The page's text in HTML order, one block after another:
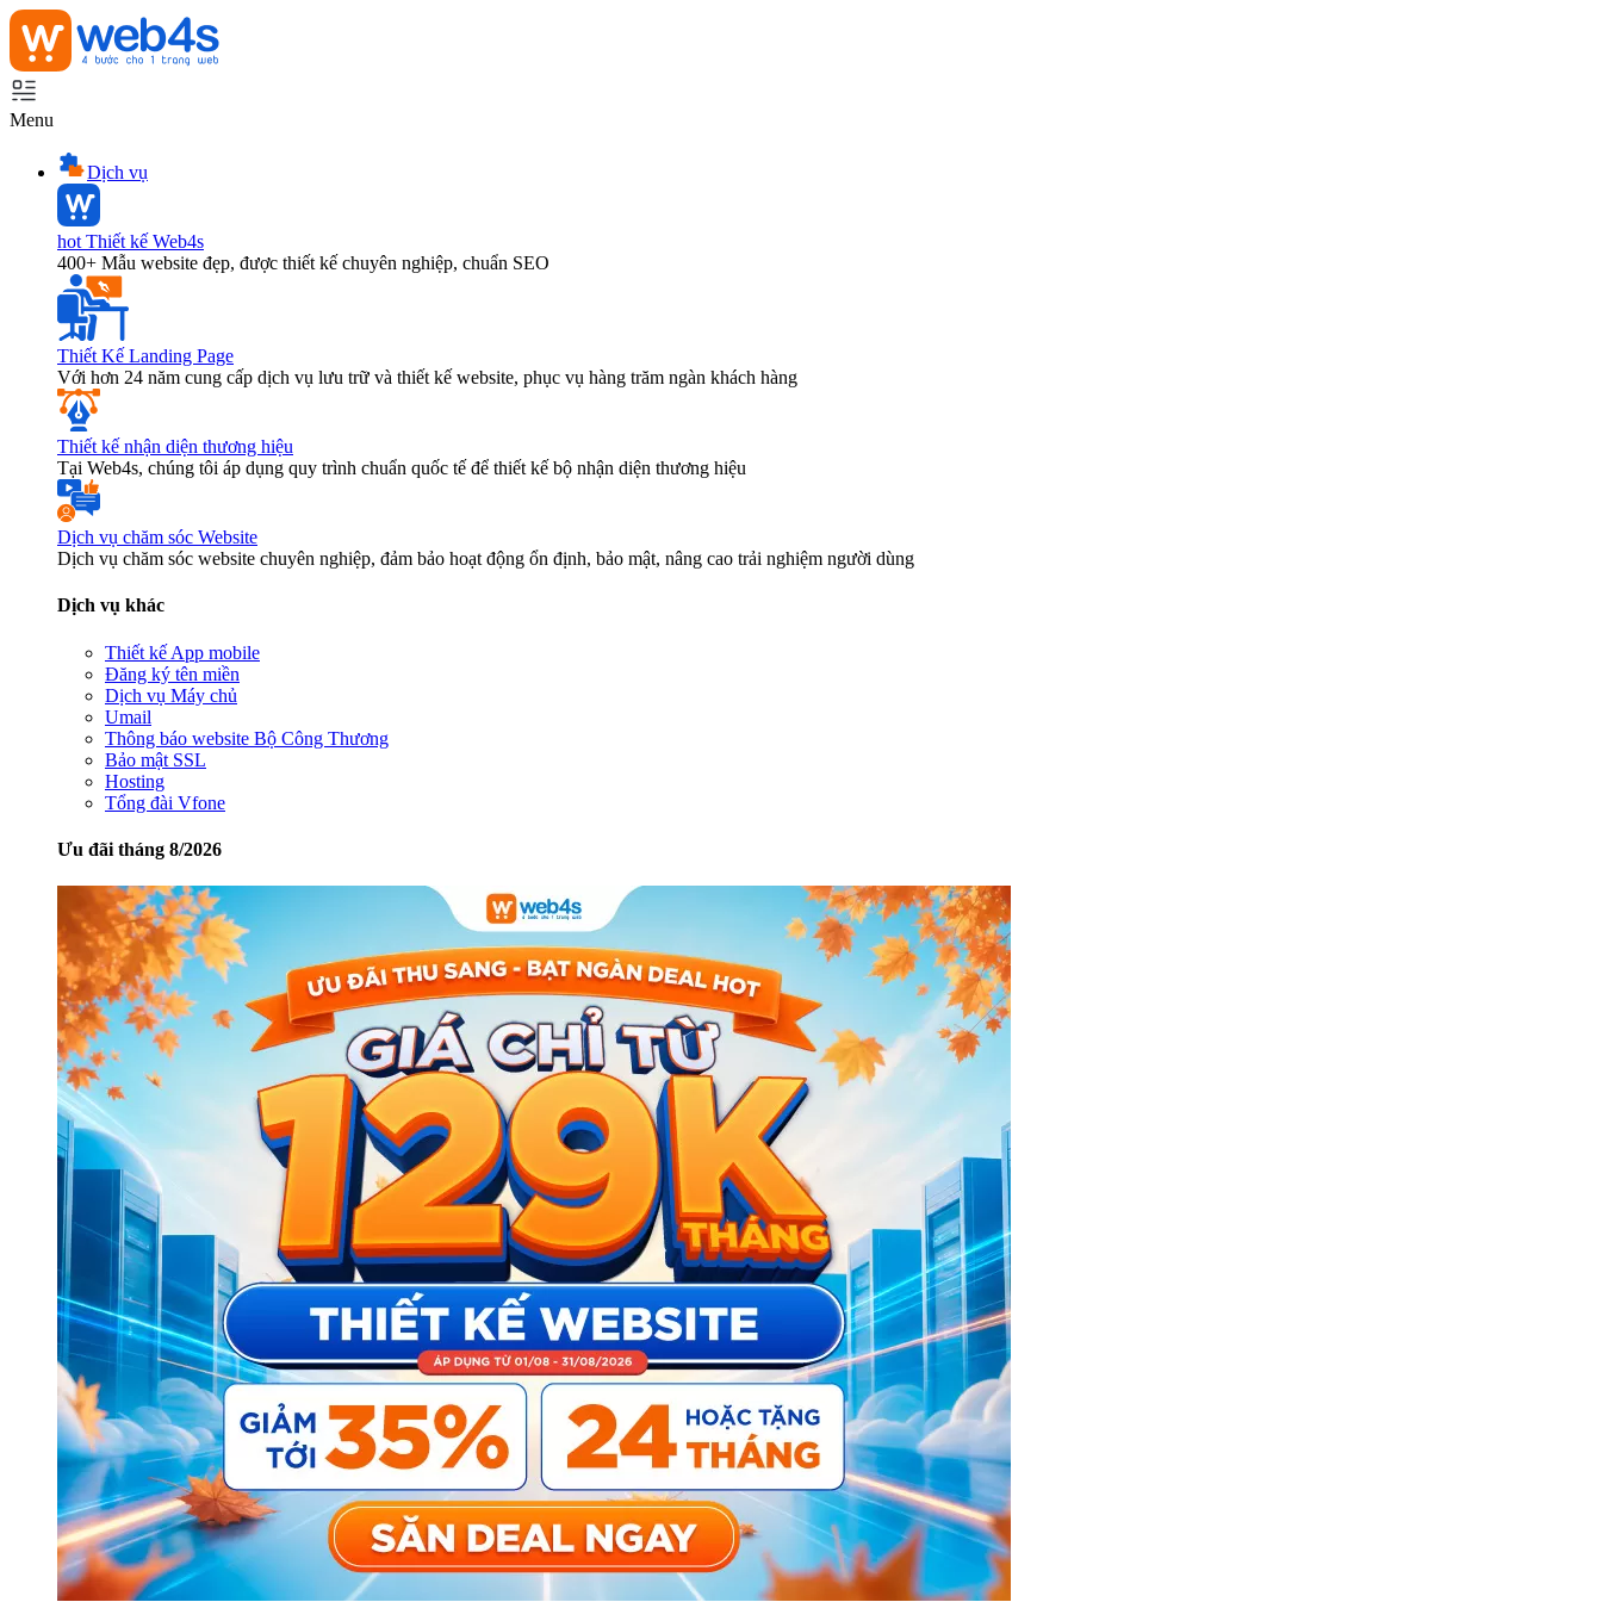
Menu
Dịch vụ
hot Thiết kế Web4s
400+ Mẫu website đẹp, được thiết kế chuyên nghiệp, chuẩn SEO
Thiết Kế Landing Page
Với hơn 24 năm cung cấp dịch vụ lưu trữ và thiết kế website, phục vụ hàng trăm ngàn khách hàng
Thiết kế nhận diện thương hiệu
Tại Web4s, chúng tôi áp dụng quy trình chuẩn quốc tế để thiết kế bộ nhận diện thương hiệu
Dịch vụ chăm sóc Website
Dịch vụ chăm sóc website chuyên nghiệp, đảm bảo hoạt động ổn định, bảo mật, nâng cao trải nghiệm người dùng
Dịch vụ khác
Thiết kế App mobile
Đăng ký tên miền
Dịch vụ Máy chủ
Umail
Thông báo website Bộ Công Thương
Bảo mật SSL
Hosting
Tổng đài Vfone
Ưu đãi tháng 8/2026